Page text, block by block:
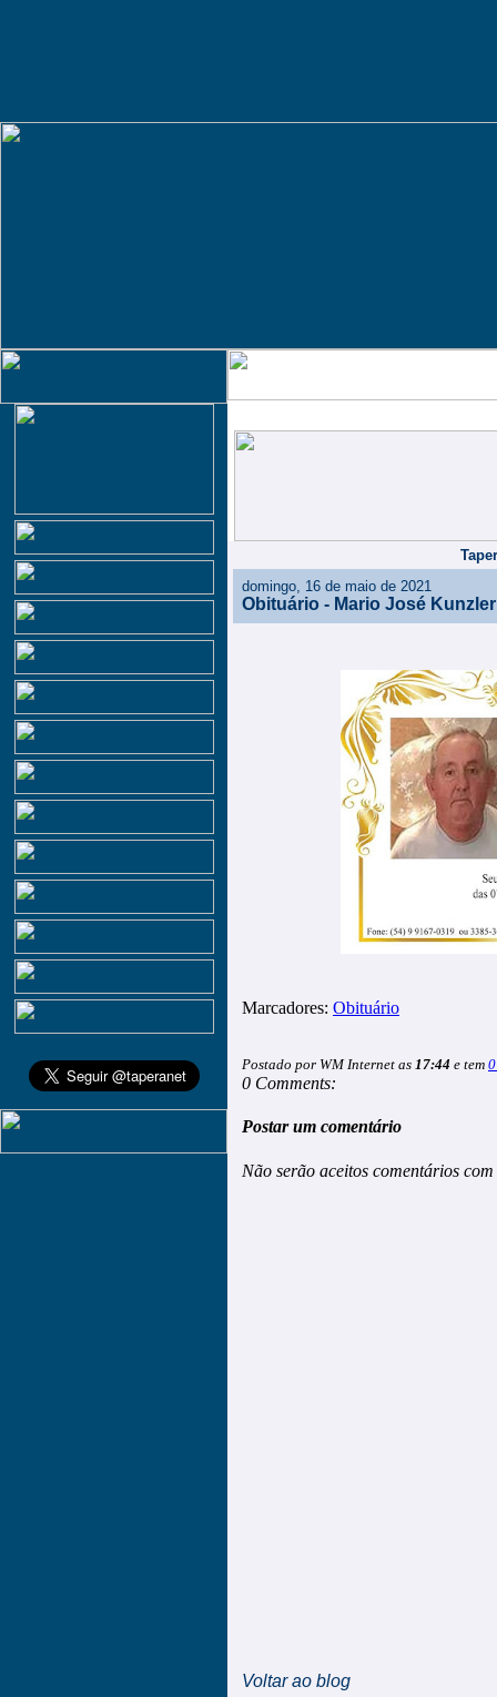
domingo, 16 de maio de 2021
Obituário - Mario José Kunzler
Marcadores: Obituário
Postado por WM Internet as 17:44 e tem
0 Comments:
Postar um comentário
Não serão aceitos comentários
Voltar ao blog